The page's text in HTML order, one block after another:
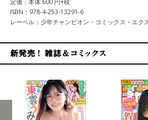
定価：本体 600 円+税
ISBN：978-4-253-13291-6
レーベル：少年チャンピオン・コミックス・エク